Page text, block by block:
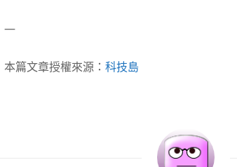
—
本篇文章授權來源： 科技島